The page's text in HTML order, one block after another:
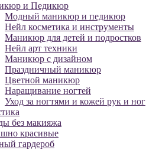
и Педикюр
Модный маникюр и педикюр
Нейл косметика и инструменты
Маникюр для детей и подростков
Нейл арт техники
Маникюр с дизайном
Праздничный маникюр
Цветной маникюр
Наращивание ногтей
Уход за ногтями и кожей рук и ног
без макияжа
красивые
гардероб